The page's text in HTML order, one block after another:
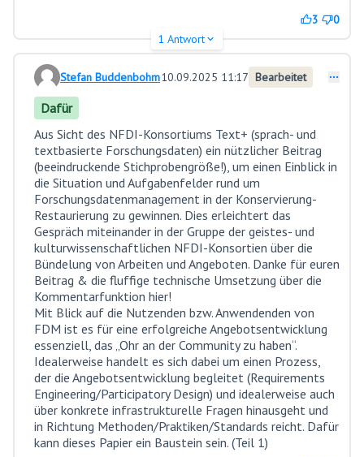
3
0
1 Antwort
Kommentar 15
Stefan Buddenbohm10.09.2025 11:17 Bearbeitet
Dafür
Aus Sicht des NFDI-Konsortiums Text+ (sprach- und
textbasierte Forschungsdaten) ein nützlicher Beitrag
(beeindruckende Stichprobengröße!), um einen Einblick in
die Situation und Aufgabenfelder rund um
Forschungsdatenmanagement in der Konservierung-
Restaurierung zu gewinnen. Dies erleichtert das
Gespräch miteinander in der Gruppe der geistes- und
kulturwissenschaftlichen NFDI-Konsortien über die
Bündelung von Arbeiten und Angeboten. Danke für euren
Beitrag & die fluffige technische Umsetzung über die
Kommentarfunktion hier!
Mit Blick auf die Nutzenden bzw. Anwendenden von
FDM ist es für eine erfolgreiche Angebotsentwicklung
essenziell, das „Ohr an der Community zu haben“.
Idealerweise handelt es sich dabei um einen Prozess,
der die Angebotsentwicklung begleitet (Requirements
Engineering/Participatory Design) und idealerweise auch
über konkrete infrastrukturelle Fragen hinausgeht und
in Richtung Methoden/Praktiken/Standards reicht. Dafür
kann dieses Papier ein Baustein sein. (Teil 1)